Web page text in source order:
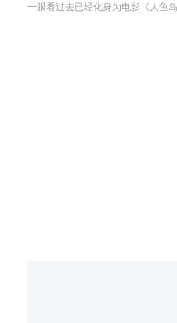
一眼看过去已经化身为电影《人鱼